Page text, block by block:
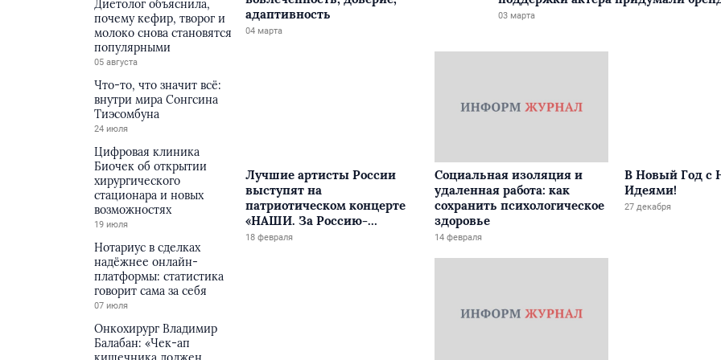
Диетолог объяснила,
почему кефир, творог и
молоко снова становятся
популярными
05 августа
Что-то, что значит всё:
внутри мира Сонгсина
Тиэсомбуна
24 июля
Цифровая клиника
Биочек об открытии
хирургического
стационара и новых
возможностях
19 июля
Нотариус в сделках
надёжнее онлайн-
платформы: статистика
говорит сама за себя
07 июля
Онкохирург Владимир
Балабан: «Чек-ап
адаптивность
04 марта
03 марта
Лучшие артисты России
выступят на
патриотическом концерте
«НАШИ. За Россию-
матушку!»
18 февраля
Социальная изоляция и
удаленная работа: как
сохранить психологическое
здоровье
14 февраля
В Новый Год с
Идеями!
27 декабря